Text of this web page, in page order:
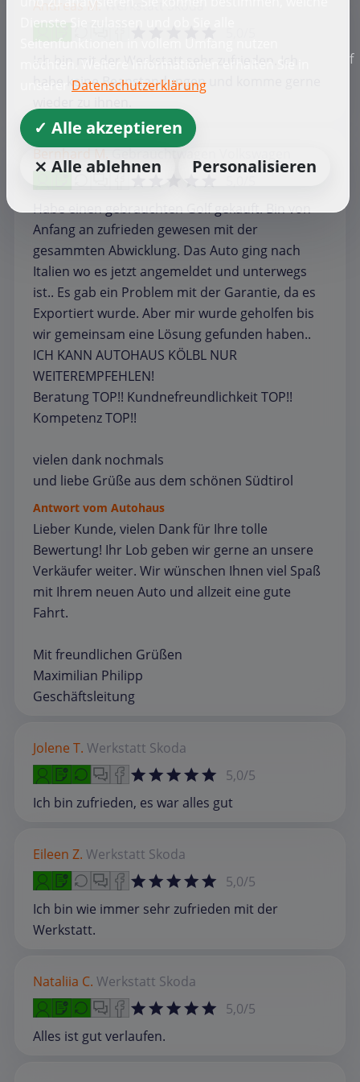
Andreas M.
Ich bin mit der Werkstatt sehr zufrieden. Ich
habe keine Beanstandungen und komme gerne
Habe einen gebrauchten Golf gekauft. Bin von
Anfang an zufrieden gewesen mit der
gesammten Abwicklung. Das Auto ging nach
Italien wo es jetzt angemeldet und unterwegs
ist.. Es gab ein Problem mit der Garantie, da es
Exportiert wurde. Aber mir wurde geholfen bis
wir gemeinsam eine Lösung gefunden haben..
ICH KANN AUTOHAUS KÖLBL NUR
WEITEREMPFEHLEN!
Beratung TOP!! Kundnefreundlichkeit TOP!!
Kompetenz TOP!!
vielen dank nochmals
und liebe Grüße aus dem schönen Südtirol
Antwort vom Autohaus
Lieber Kunde, vielen Dank für Ihre tolle
Bewertung! Ihr Lob geben wir gerne an unsere
Verkäufer weiter. Wir wünschen Ihnen viel Spaß
mit Ihrem neuen Auto und allzeit eine gute
Fahrt.
Mit freundlichen Grüßen
Maximilian Philipp
Geschäftsleitung
Jolene T. Werkstatt Skoda
5,0/5
Ich bin zufrieden, es war alles gut
Eileen Z. Werkstatt Skoda
5,0/5
Ich bin wie immer sehr zufrieden mit der
Werkstatt.
Nataliia C. Werkstatt Skoda
5,0/5
Alles ist gut verlaufen.
Dienste Sie zulassen und ob Sie alle
Seitenfunktionen in vollem Umfang nutzen
möchten. Weitere Informationen erhalten Sie in
unserer Datenschutzerklärung
✓ Alle akzeptieren
⨯ Alle ablehnen
Personalisieren
f